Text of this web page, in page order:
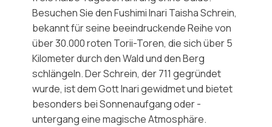
Besuchen Sie denFushimi Inari Taisha Schrein,
bekannt für seine beeindruckende Reihe von
über30.000 roten Torii-Toren, die sich über 5
Kilometer durch den Wald und den Berg
schlängeln. Der Schrein, der 711 gegründet
wurde, ist demGott Inarigewidmet und bietet
besonders bei Sonnenaufgang oder -
untergang eine magische Atmosphäre.